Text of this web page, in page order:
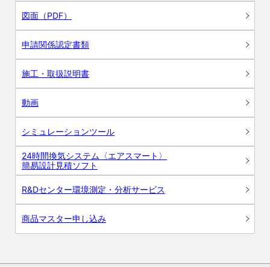
図面（PDF）
申請関係認定書類
施工・取扱説明書
動画
シミュレーションツール
24時間換気システム〈エアスマート〉
簡易設計見積ソフト
R&Dセンター環境測定・分析サービス
商品マスター申し込み